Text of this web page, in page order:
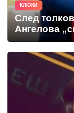
КЛЮКИ
След
Ангелова